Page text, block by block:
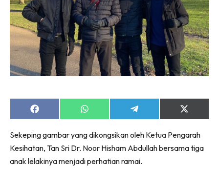
Share
on
Share
on
Share
on
Share
on
(Twitter)
Sekeping gambar yang dikongsikan oleh Ketua Pengarah
Kesihatan, Tan Sri Dr. Noor Hisham Abdullah bersama tiga
anak lelakinya menjadi perhatian ramai.